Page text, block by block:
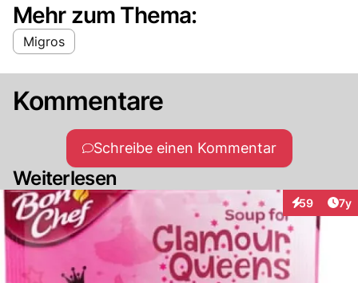
Mehr zum Thema:
Migros
Kommentare
Schreibe einen Kommentar
Weiterlesen
59
Interaktionen
7y